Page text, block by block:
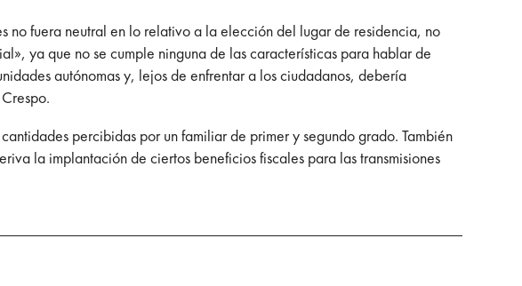
no fuera neutral en lo relativo a la elección del lugar de residencia, no
ya que no se cumple ninguna de las características para hablar de
autónomas y, lejos de enfrentar a los ciudadanos, debería
percibidas por un familiar de primer y segundo grado. También
la implantación de ciertos beneficios fiscales para las transmisiones